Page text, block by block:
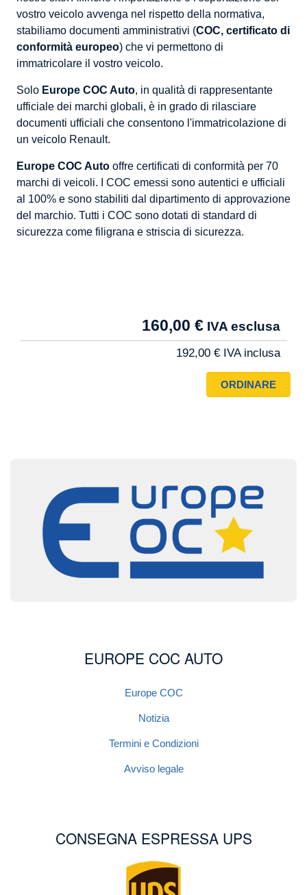
vostro veicolo avvenga nel rispetto della normativa,
stabiliamo documenti amministrativi (COC, certificato di
conformità europeo) che vi permettono di
immatricolare il vostro veicolo.
Solo Europe COC Auto, in qualità di rappresentante
ufficiale dei marchi globali, è in grado di rilasciare
documenti ufficiali che consentono l'immatricolazione di
un veicolo Renault.
Europe COC Autooffre certificati di conformità per 70
marchi di veicoli. I COC emessi sono autentici e ufficiali
al 100% e sono stabiliti dal dipartimento di approvazione
del marchio. Tutti i COC sono dotati di standard di
sicurezza come filigrana e striscia di sicurezza.
160,00 €
192,00 €
EUROPE COC AUTO
Europe COC
Notizia
Termini e Condizioni
Avviso legale
CONSEGNA ESPRESSA UPS